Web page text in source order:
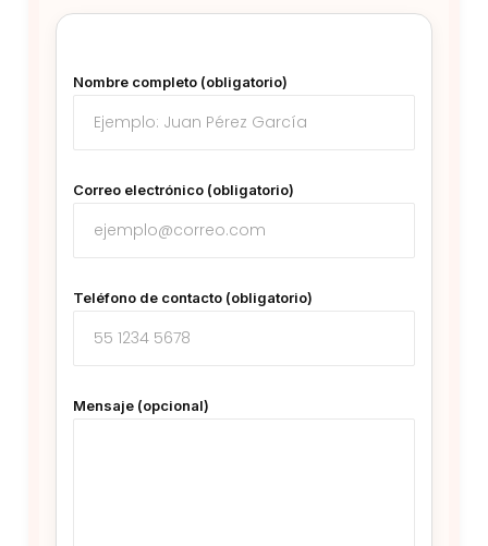
Nombre completo (obligatorio)
Correo electrónico (obligatorio)
Teléfono de contacto (obligatorio)
Mensaje (opcional)